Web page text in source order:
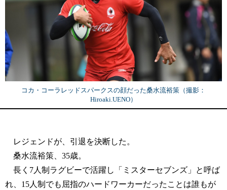
コカ・コーラレッドスパークスの顔だった桑水流裕策（撮影：
Hiroaki.UENO）
レジェンドが、引退を決断した。
桑水流裕策、35歳。
長く7人制ラグビーで活躍し「ミスターセブンズ」と呼ば
れ、15人制でも屈指のハードワーカーだったことは誰もが